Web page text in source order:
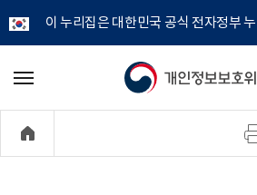
이 누리집은 대한민국 공식 전자정부
개
정
메
기